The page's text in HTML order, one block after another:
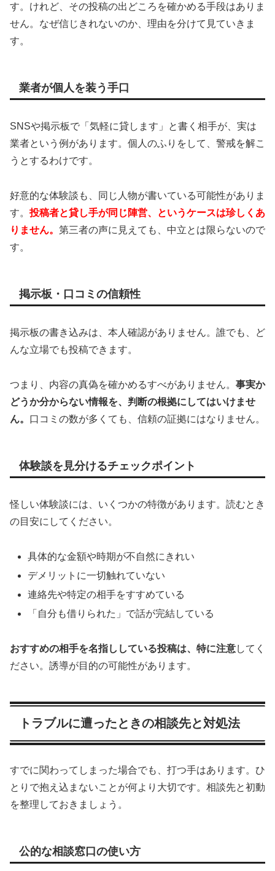
す。けれど、その投稿の出どころを確かめる手段はありま
せん。なぜ信じきれないのか、理由を分けて見ていきま
す。
業者が個人を装う手口
SNSや掲示板で「気軽に貸します」と書く相手が、実は
業者という例があります。個人のふりをして、警戒を解こ
うとするわけです。
好意的な体験談も、同じ人物が書いている可能性がありま
す。投稿者と貸し手が同じ陣営、というケースは珍しくあ
りません。 第三者の声に見えても、中立とは限らないので
す。
掲示板・口コミの信頼性
掲示板の書き込みは、本人確認がありません。誰でも、ど
んな立場でも投稿できます。
つまり、内容の真偽を確かめるすべがありません。 事実か
どうか分からない情報を、判断の根拠にしてはいけませ
ん。 口コミの数が多くても、信頼の証拠にはなりません。
体験談を見分けるチェックポイント
怪しい体験談には、いくつかの特徴があります。読むとき
の目安にしてください。
具体的な金額や時期が不自然にきれい
デメリットに一切触れていない
連絡先や特定の相手をすすめている
「自分も借りられた」で話が完結している
おすすめの相手を名指ししている投稿は、特に注意してく
ださい。誘導が目的の可能性があります。
トラブルに遭ったときの相談先と対処法
すでに関わってしまった場合でも、打つ手はあります。ひ
とりで抱え込まないことが何より大切です。相談先と初動
を整理しておきましょう。
公的な相談窓口の使い方